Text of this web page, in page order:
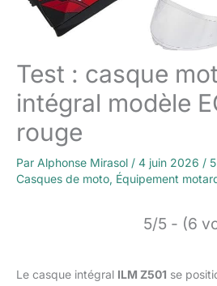
Test : casque
intégral modèle
rouge
Par Alphonse Mirasol / 4 juin 2026 /
Casques de moto, Équipement
5/5 - (6
Le casque intégral ILM Z501 se